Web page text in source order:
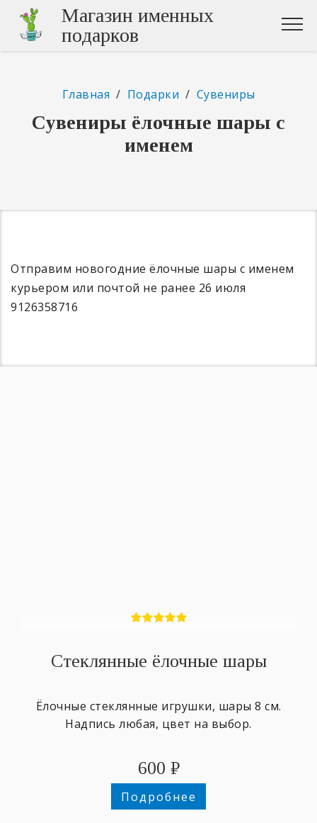
Магазин именных
подарков
Главная / Подарки / Сувениры
Сувениры ёлочные шары с
именем
Отправим новогодние ёлочные шары с именем
курьером или почтой не ранее 26 июля
9126358716
Стеклянные ёлочные шары
Ёлочные стеклянные игрушки, шары 8 см.
Надпись любая, цвет на выбор.
600 ₽
Подробнее